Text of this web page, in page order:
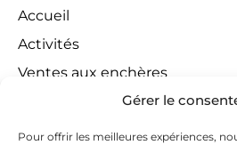
Gérer le
Pour offrir les meilleures expériences,
Accueil
Activités
Ventes aux enchères
Compétences territoriales
Jeux concours